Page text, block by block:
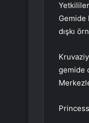
Gemide
dışkı
gemide